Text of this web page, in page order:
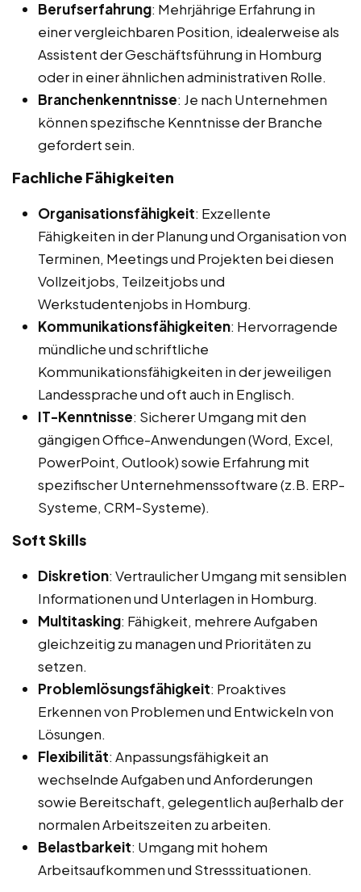
Berufserfahrung: Mehrjährige Erfahrung in
einer vergleichbaren Position, idealerweise als
Assistent der Geschäftsführung in Homburg
oder in einer ähnlichen administrativen Rolle.
Branchenkenntnisse: Je nach Unternehmen
können spezifische Kenntnisse der Branche
gefordert sein.
Fachliche Fähigkeiten
Organisationsfähigkeit: Exzellente
Fähigkeiten in der Planung und Organisation von
Terminen, Meetings und Projekten bei diesen
Vollzeitjobs, Teilzeitjobs und
Werkstudentenjobs in Homburg.
Kommunikationsfähigkeiten: Hervorragende
mündliche und schriftliche
Kommunikationsfähigkeiten in der jeweiligen
Landessprache und oft auch in Englisch.
IT-Kenntnisse: Sicherer Umgang mit den
gängigen Office-Anwendungen (Word, Excel,
PowerPoint, Outlook) sowie Erfahrung mit
spezifischer Unternehmenssoftware (z.B. ERP-
Systeme, CRM-Systeme).
Soft Skills
Diskretion: Vertraulicher Umgang mit sensiblen
Informationen und Unterlagen in Homburg.
Multitasking: Fähigkeit, mehrere Aufgaben
gleichzeitig zu managen und Prioritäten zu
setzen.
Problemlösungsfähigkeit: Proaktives
Erkennen von Problemen und Entwickeln von
Lösungen.
Flexibilität: Anpassungsfähigkeit an
wechselnde Aufgaben und Anforderungen
sowie Bereitschaft, gelegentlich außerhalb der
normalen Arbeitszeiten zu arbeiten.
Belastbarkeit: Umgang mit hohem
Arbeitsaufkommen und Stresssituationen.